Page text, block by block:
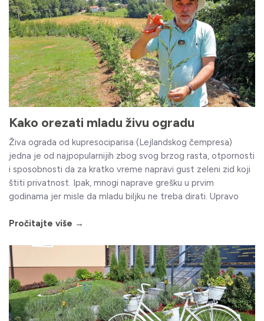
Kako orezati mladu živu ogradu
Živa ograda od kupresociparisa (Lejlandskog čempresa)
jedna je od najpopularnijih zbog svog brzog rasta, otpornosti
i sposobnosti da za kratko vreme napravi gust zeleni zid koji
štiti privatnost. Ipak, mnogi naprave grešku u prvim
godinama jer misle da mladu biljku ne treba dirati. Upravo
Pročitajte više →